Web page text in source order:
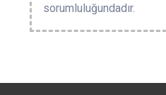
sorumluluğundadır.